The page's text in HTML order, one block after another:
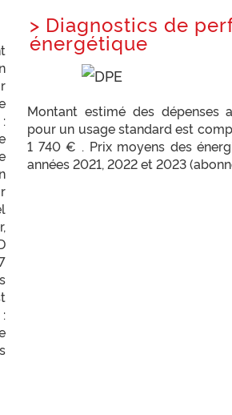
> Diagnostics de
énergétique
Montant estimé des dépenses
pour un usage standard est
1 740 € . Prix moyens des
années 2021, 2022 et 2023